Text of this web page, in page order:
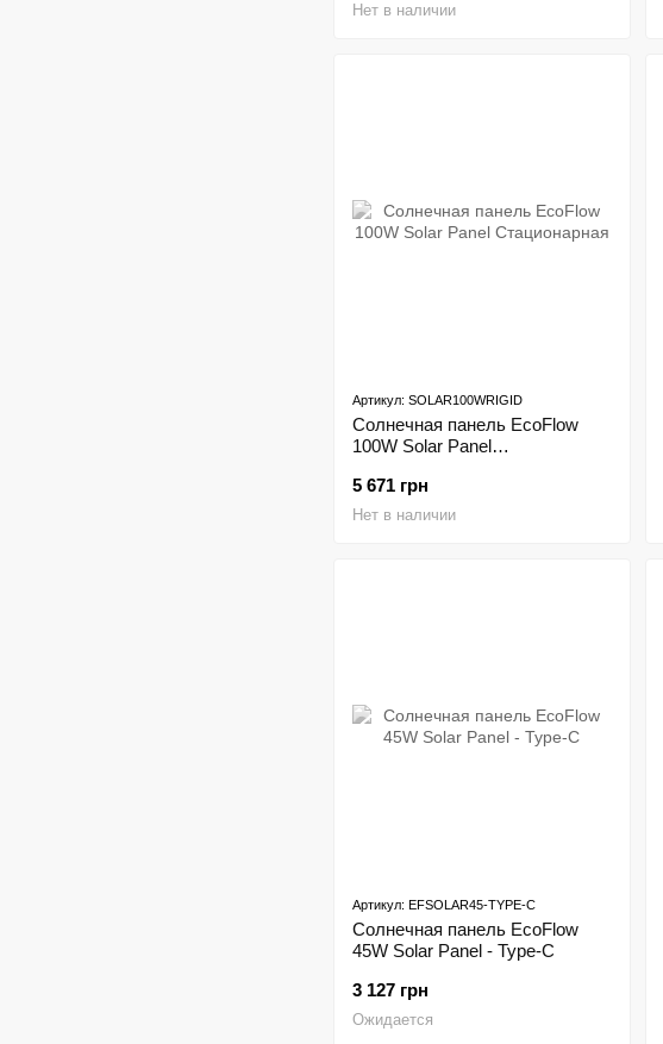
Нет в наличии
Артикул: SOLAR100WRIGID
Солнечная панель EcoFlow
100W Solar Panel
5 671 грн
Нет в наличии
Артикул: EFSOLAR45-TYPE-C
Солнечная панель EcoFlow
45W Solar Panel - Type-C
3 127 грн
Ожидается